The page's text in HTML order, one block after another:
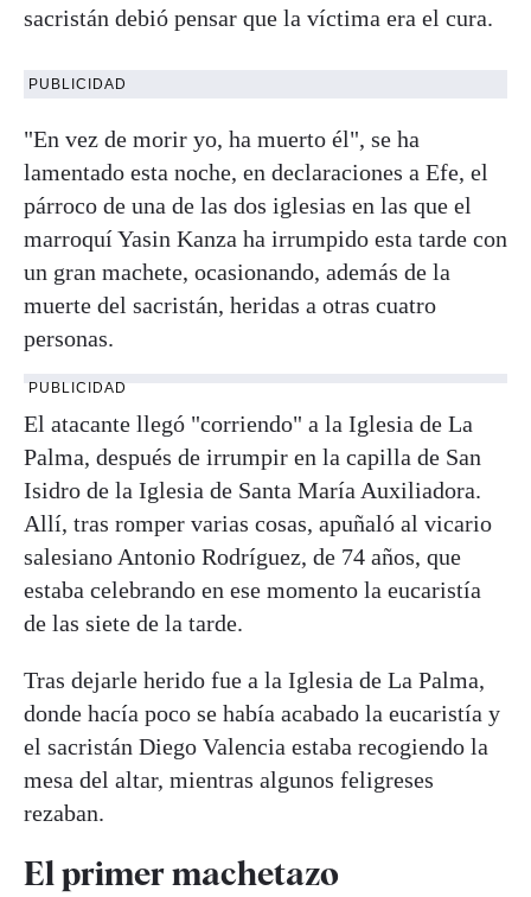
sacristán debió pensar que la víctima era el cura.
PUBLICIDAD
"En vez de morir yo, ha muerto él", se ha
lamentado esta noche, en declaraciones a Efe, el
párroco de una de las dos iglesias en las que el
marroquí Yasin Kanza ha irrumpido esta tarde con
un gran machete, ocasionando, además de la
muerte del sacristán, heridas a otras cuatro
personas.
PUBLICIDAD
El atacante llegó "corriendo" a la Iglesia de La
Palma, después de irrumpir en la capilla de San
Isidro de la Iglesia de Santa María Auxiliadora.
Allí, tras romper varias cosas, apuñaló al vicario
salesiano Antonio Rodríguez, de 74 años, que
estaba celebrando en ese momento la eucaristía
de las siete de la tarde.
Tras dejarle herido fue a la Iglesia de La Palma,
donde hacía poco se había acabado la eucaristía y
el sacristán Diego Valencia estaba recogiendo la
mesa del altar, mientras algunos feligreses
rezaban.
El primer machetazo